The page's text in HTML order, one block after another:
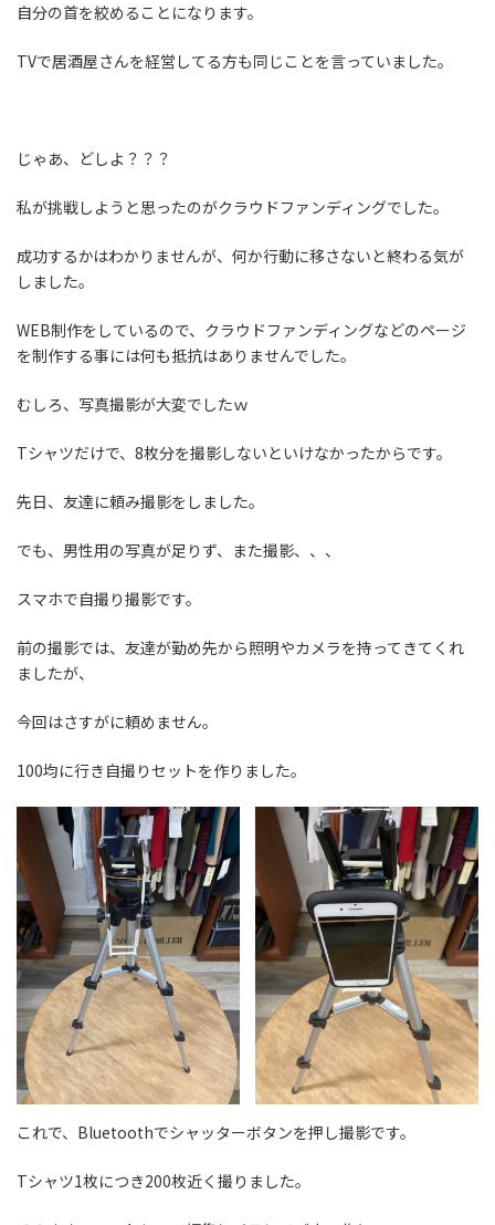
自分の首を絞めることになります。
TVで居酒屋さんを経営してる方も同じことを言っていました。
じゃあ、どしよ？？？
私が挑戦しようと思ったのがクラウドファンディングでした。
成功するかはわかりませんが、何か行動に移さないと終わる気が
しました。
WEB制作をしているので、クラウドファンディングなどのページ
を制作する事には何も抵抗はありませんでした。
むしろ、写真撮影が大変でしたｗ
Tシャツだけで、8枚分を撮影しないといけなかったからです。
先日、友達に頼み撮影をしました。
でも、男性用の写真が足りず、また撮影、、、
スマホで自撮り撮影です。
前の撮影では、友達が勤め先から照明やカメラを持ってきてくれ
ましたが、
今回はさすがに頼めません。
100均に行き自撮りセットを作りました。
これで、Bluetoothでシャッターボタンを押し撮影です。
Tシャツ1枚につき200枚近く撮りました。